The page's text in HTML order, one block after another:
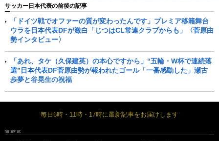
サッカー日本代表の前後の記事
「ドイツ戦でオファーの質が変わったんです」プレミア移籍舞台
ウラを日本代表DFが激白「じつはCL常連クラブからも」〈菅原由
勢インタビュー〉
「あれ、タケ（久保建英）の本心ですから」“五輪・W杯で連続落
選”日本代表DF菅原由勢が報われたゴール「一番感動した」瀬古
歩夢と谷晃生の祝福
毎日6時・11時・17時に最新記事をお届けします
FOLLOW US